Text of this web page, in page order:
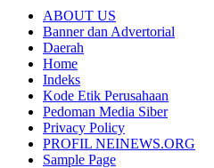
ABOUT US
Banner dan Advertorial
Daerah
Home
Indeks
Kode Etik Perusahaan
Pedoman Media Siber
Privacy Policy
PROFIL NEINEWS.ORG
Sample Page